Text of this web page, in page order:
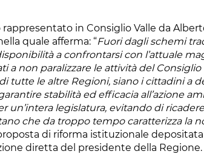
in Consiglio Valle da
quale afferma: “Fuori dagli schemi
a confrontarsi con l’attuale
a non paralizzare le attività del
di tutte le altre Regioni, siano i cittadini a
stabilità ed efficacia all’azione
un’intera legislatura, evitando di
che da troppo tempo caratterizza la
di riforma istituzionale
diretta del presidente della Regione.